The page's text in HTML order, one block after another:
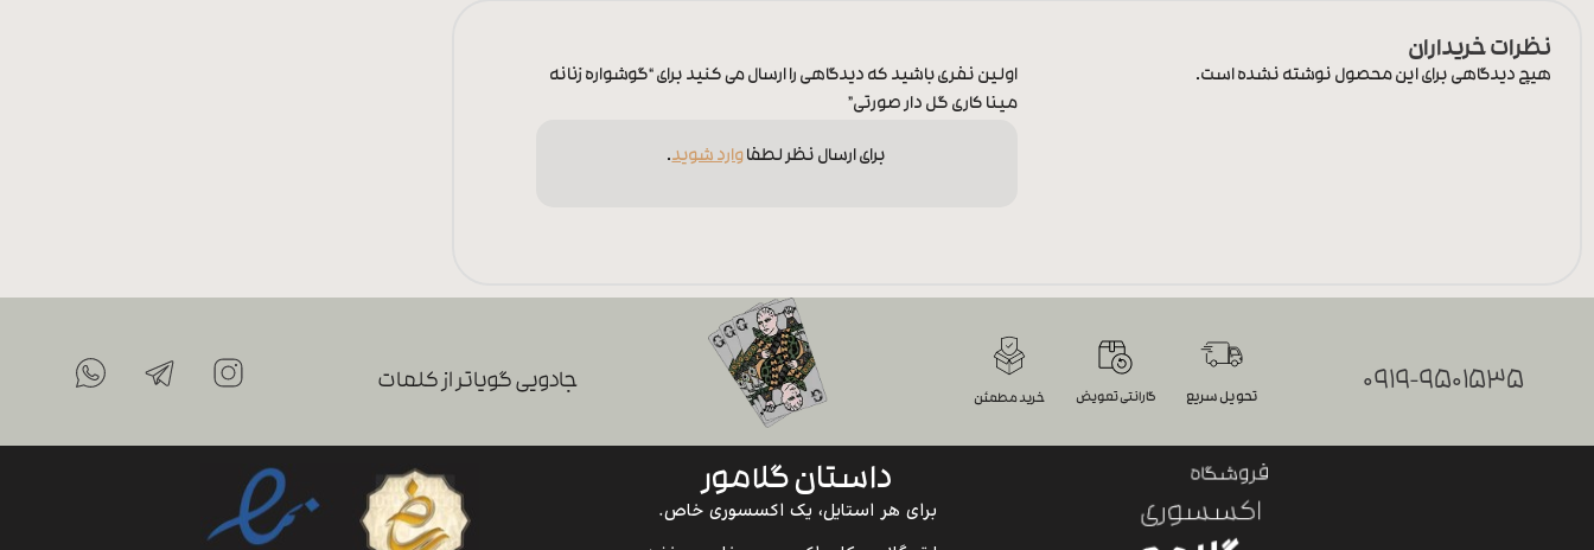
نظرات خریداران
هیچ دیدگاهی برای این محصول نوشته نشده است.
اولین نفری باشید که دیدگاهی را ارسال می کنید برای “گوشواره زنانه
مینا کاری گل دار صورتی”
برای ارسال نظر لطفاوارد شوید.
0919-9501535 تحویل سریع گارانتی تعویض خرید مطمئن
جادویی گویاتر از کلمات
داستان گلامور
برای هر استایل، یک اکسسوری خاص.